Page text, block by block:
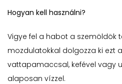
Hogyan kell használni?
Vigye fel a habot a szemöldök
mozdulatokkal dolgozza ki ezt
vattapamaccsal, kefével vagy
alaposan vízzel.